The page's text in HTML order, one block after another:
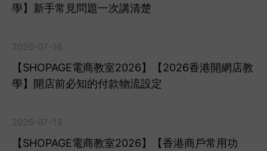
學】新手常見問題一次講清楚
2026-07-16
【SHOPAGE電商教室2026】【2026香港開網店教
學】開店前必知的付款物流設定
2026-07-13
【SHOPAGE電商教室2026】【香港商戶常用功